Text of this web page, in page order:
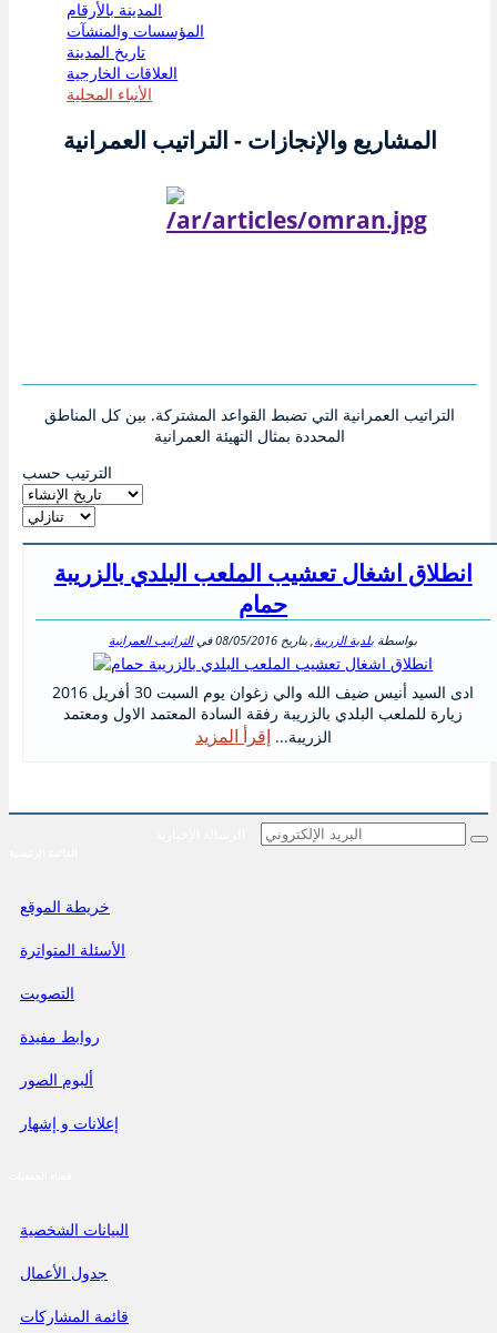
المدينة بالأرقام
المؤسسات والمنشآت
تاريخ المدينة
العلاقات الخارجية
الأنباء المحلية
المشاريع والإنجازات - التراتيب العمرانية
التراتيب العمرانية التي تضبط القواعد المشتركة. بين كل المناطق
المحددة بمثال التهيئة العمرانية
الترتيب حسب
انطلاق اشغال تعشيب الملعب البلدي بالزريبة
حمام
بواسطة بلدية الزريبة, بتاريخ 08/05/2016فيالتراتيب العمرانية
ادى السيد أنيس ضيف الله والي زغوان يوم السبت 30 أفريل 2016
زيارة للملعب البلدي بالزريبة رفقة السادة المعتمد الاول ومعتمد
الزريبة... إقرأ المزيد
خريطة الموقع
الأسئلة المتواترة
التصويت
روابط مفيدة
ألبوم الصور
إعلانات و إشهار
البيانات الشخصية
جدول الأعمال
قائمة المشاركات